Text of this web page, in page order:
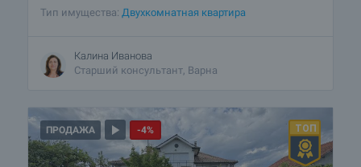
Тип имущества: Двухкомнатная квартира
Калина Иванова
Старший консультант, Варна
ПРОДАЖА -4%